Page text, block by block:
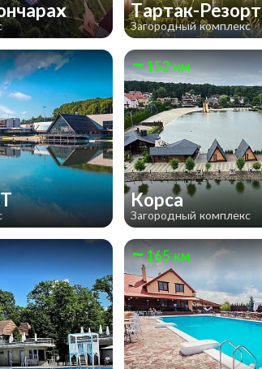
Тартак-Резорт
Загородный комплекс
152 км
Корса
Загородный комплекс
165 км